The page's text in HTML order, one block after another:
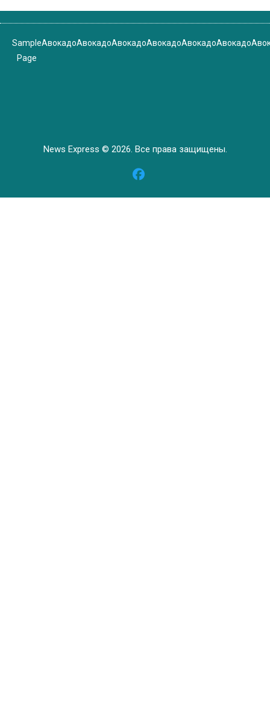
Sample
Page
АвокадоАвокадоАвокадоАвокадоАвокадоАвокадо
News Express © 2026. Все права защищены.